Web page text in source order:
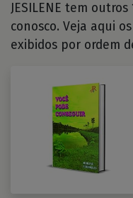
JESILENE tem
conosco. Veja aqui
exibidos por ordem